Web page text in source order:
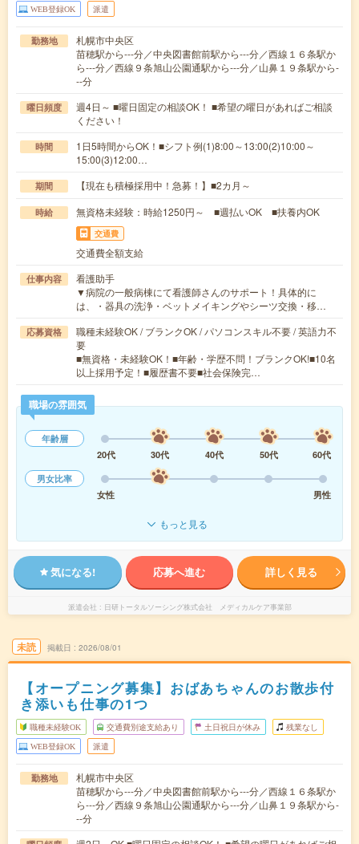
WEB登録OK 派遣
勤務地
札幌市中央区
苗穂駅から---分／中央図書館前駅から---分／西線１６条駅か
ら---分／西線９条旭山公園通駅から---分／山鼻１９条駅から-
--分
曜日頻度
週4日～ ■曜日固定の相談OK！ ■希望の曜日があればご相談
ください！
時間
1日5時間からOK！■シフト例(1)8:00～13:00(2)10:00～
15:00(3)12:00…
期間 【現在も積極採用中！急募！】■2カ月～
時給 無資格未経験：時給1250円～ ■週払いOK ■扶養内OK
交通費
交通費全額支給
仕事内容
看護助手
▼病院の一般病棟にて看護師さんのサポート！具体的に
は、・器具の洗浄・ベットメイキングやシーツ交換・移…
応募資格
職種未経験OK / ブランクOK / パソコンスキル不要 / 英語力不
要
■無資格・未経験OK！■年齢・学歴不問！ブランクOK!■10名
以上採用予定！■履歴書不要■社会保険完…
職場の雰囲気
年齢層
20代
30代 40代 50代
60代
男女比率
女性
男性
もっと見る
気になる! 応募へ進む 詳しく見る
派遣会社 日研トータルソーシング株式会社 メディカルケア事業部
未読 掲載日 2026/08/01
【オープニング募集】おばあちゃんのお散歩付
き添いも仕事の1つ
職種未経験OK 交通費別途支給あり 土日祝日が休み 残業なし
WEB登録OK 派遣
勤務地
札幌市中央区
苗穂駅から---分／中央図書館前駅から---分／西線１６条駅か
ら---分／西線９条旭山公園通駅から---分／山鼻１９条駅から-
--分